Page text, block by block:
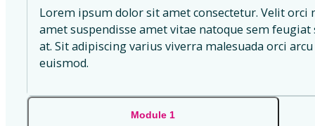
Lorem ipsum dolor sit amet consectetur. Velit
amet suspendisse amet vitae natoque sem
at. Sit adipiscing varius viverra malesuada orci
euismod.
Module 1